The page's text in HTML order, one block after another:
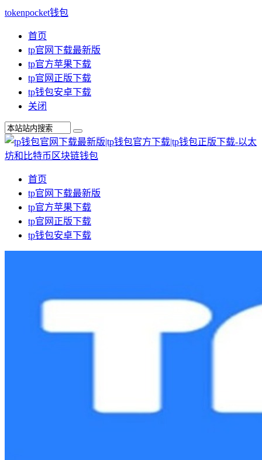
tokenpocket钱包
首页
tp官网下载最新版
tp官方苹果下载
tp官网正版下载
tp钱包安卓下载
关闭
首页
tp官网下载最新版
tp官方苹果下载
tp官网正版下载
tp钱包安卓下载